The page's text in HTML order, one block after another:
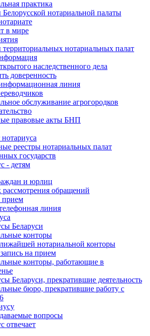
практика
нотариальной палаты
в мире
нотариальных палат
наследственного дела
доверенность
линия
обслуживание агрогородков
правовые акты БНП
реестры нотариальных палат
государств
- детям
и юрлиц
рассмотрения обращений
линия
Беларуси
конторы
нотариальной конторы
на прием
конторы, работающие в
Беларуси, прекратившие деятельность
бюро, прекратившие работу с
вопросы
отвечает